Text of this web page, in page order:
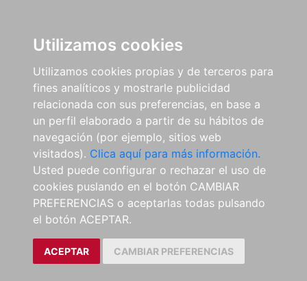
Utilizamos cookies
Utilizamos cookies propias y de terceros para
fines analíticos y mostrarle publicidad
relacionada con sus preferencias, en base a
un perfil elaborado a partir de su hábitos de
navegación (por ejemplo, sitios web
visitados). Clica aquí para más información.
Usted puede configurar o rechazar el uso de
cookies puslando en el botón CAMBIAR
PREFERENCIAS o aceptarlas todas pulsando
el botón ACEPTAR.
ACEPTAR CAMBIAR PREFERENCIAS